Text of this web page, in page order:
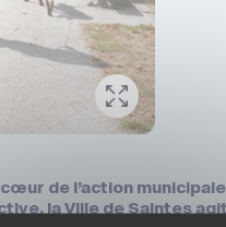
de l’action
la Ville de Saintes